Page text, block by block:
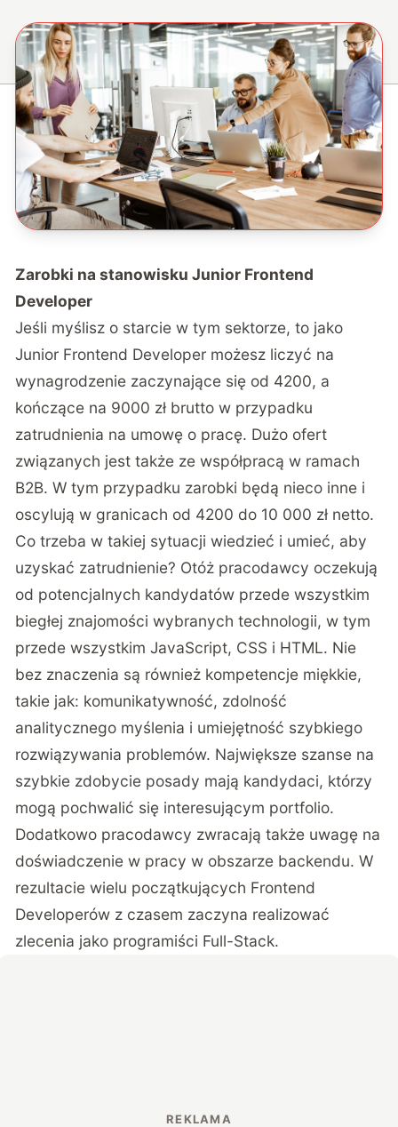
Zarobki na stanowisku Junior Frontend
Developer
Jeśli myślisz o starcie w tym sektorze, to jako
Junior Frontend Developer możesz liczyć na
wynagrodzenie zaczynające się od 4200, a
kończące na 9000 zł brutto w przypadku
zatrudnienia na umowę o pracę. Dużo ofert
związanych jest także ze współpracą w ramach
B2B. W tym przypadku zarobki będą nieco inne i
oscylują w granicach od 4200 do 10 000 zł netto.
Co trzeba w takiej sytuacji wiedzieć i umieć, aby
uzyskać zatrudnienie? Otóż pracodawcy oczekują
od potencjalnych kandydatów przede wszystkim
biegłej znajomości wybranych technologii, w tym
przede wszystkim JavaScript, CSS i HTML. Nie
bez znaczenia są również kompetencje miękkie,
takie jak: komunikatywność, zdolność
analitycznego myślenia i umiejętność szybkiego
rozwiązywania problemów. Największe szanse na
szybkie zdobycie posady mają kandydaci, którzy
mogą pochwalić się interesującym portfolio.
Dodatkowo pracodawcy zwracają także uwagę na
doświadczenie w pracy w obszarze backendu. W
rezultacie wielu początkujących Frontend
Developerów z czasem zaczyna realizować
zlecenia jako programiści Full-Stack.